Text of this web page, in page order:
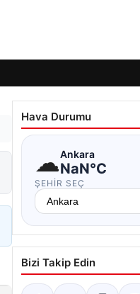
Hava Durumu
☁Ankara
NaN°C
ŞEHIR SEÇ
Bizi Takip Edin